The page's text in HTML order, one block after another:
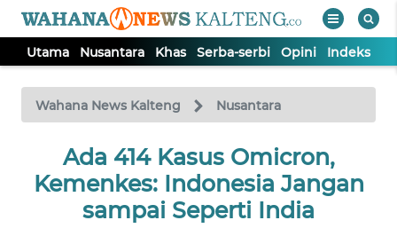
Utama Nusantara Khas Serba-serbi Opini Indeks
Wahana News Kalteng Nusantara
Ada 414 Kasus Omicron,
Kemenkes: Indonesia Jangan
sampai Seperti India
TV
Tutup
UTAMA
NUSANTARA